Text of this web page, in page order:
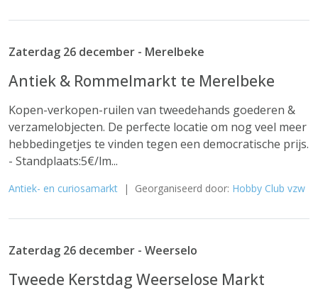
Zaterdag 26 december - Merelbeke
Antiek & Rommelmarkt te Merelbeke
Kopen-verkopen-ruilen van tweedehands goederen &
verzamelobjecten. De perfecte locatie om nog veel meer
hebbedingetjes te vinden tegen een democratische prijs.
- Standplaats:5€/lm...
Antiek- en curiosamarkt | Georganiseerd door: Hobby Club vzw
Zaterdag 26 december - Weerselo
Tweede Kerstdag Weerselose Markt